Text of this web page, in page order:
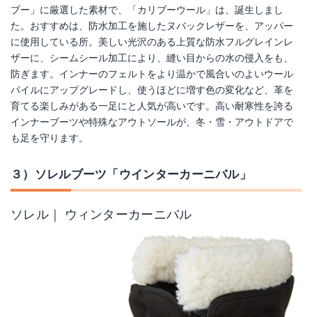
ブー」に厳選した素材で、「カリブーウール」は、誕生しまし
た。おすすめは、防水加工を施したヌバックレザーを、アッパー
に使用している所。美しい光沢のある上質な防水フルグレインレ
ザーに、シームシール加工により、縫い目からの水の侵入をも、
防ぎます。インナーのフェルトをより温かで風合いのよいウール
パイルにアップグレードし、使うほどに増す色の変化など、革を
育てる楽しみがある一足にと人気が高いです。高い耐寒性を誇る
インナーブーツや特殊なアウトソールが、冬・雪・アウトドアで
も足を守ります。
３）ソレルブーツ「ウインターカーニバル」
ソレル｜ ウィンターカーニバル